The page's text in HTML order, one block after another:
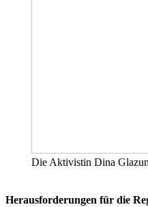
Die Aktivistin Dina
Herausforderungen für die